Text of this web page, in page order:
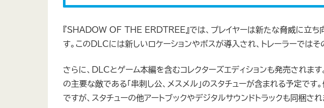
『SHADOW OF THE ERDTREE』では、プレイヤーは新たな脅威に立ち
す。このDLCには新しいロケーションやボスが導入され、トレーラーでは
さらに、DLCとゲーム本編を含むコレクターズエディションも発売されま
の主要な敵である「串刺し公、メスメル」のスタチューが含まれる予定で
ですが、スタチューの他アートブックやデジタルサウンドトラックも同梱され